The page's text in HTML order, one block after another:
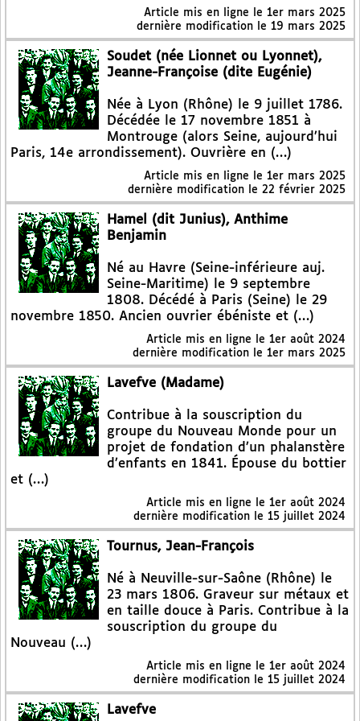
Article mis en ligne le 1er mars 2025
dernière modification le 19 mars 2025
Soudet (née Lionnet ou Lyonnet),
Jeanne-Françoise (dite Eugénie)
Née à Lyon (Rhône) le 9 juillet 1786.
Décédée le 17 novembre 1851 à
Montrouge (alors Seine, aujourd’hui
Paris, 14e arrondissement). Ouvrière en (…)
Article mis en ligne le 1er mars 2025
dernière modification le 22 février 2025
Hamel (dit Junius), Anthime
Benjamin
Né au Havre (Seine-inférieure auj.
Seine-Maritime) le 9 septembre
1808. Décédé à Paris (Seine) le 29
novembre 1850. Ancien ouvrier ébéniste et (…)
Article mis en ligne le 1er août 2024
dernière modification le 1er mars 2025
Lavefve (Madame)
Contribue à la souscription du
groupe du Nouveau Monde pour un
projet de fondation d’un phalanstère
d’enfants en 1841. Épouse du bottier
et (…)
Article mis en ligne le 1er août 2024
dernière modification le 15 juillet 2024
Tournus, Jean-François
Né à Neuville-sur-Saône (Rhône) le
23 mars 1806. Graveur sur métaux et
en taille douce à Paris. Contribue à la
souscription du groupe du
Nouveau (…)
Article mis en ligne le 1er août 2024
dernière modification le 15 juillet 2024
Lavefve